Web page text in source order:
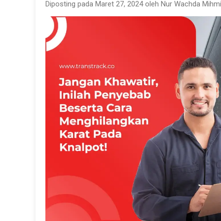
Diposting pada Maret 27, 2024 oleh Nur Wachda